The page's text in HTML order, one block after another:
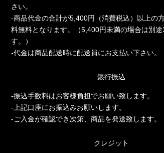
さい。
-商品代金の合計が5,400円（消費税込）以上の
料無料となります。（5,400円未満の場合は別途
す。）
-代金は商品配送時に配送員にお支払い下さい。
銀行振込
-振込手数料はお客様負担でお願い致します。
-上記口座にお振込みお願いします。
-ご入金が確認でき次第、商品を発送致します。
クレジット